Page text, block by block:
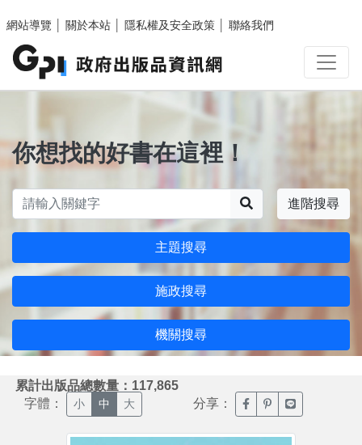
網站導覽
關於本站 隱私權及安全政策 聯絡我們
你想找的好書在這裡！
進階搜尋
主題搜尋
施政搜尋
機關搜尋
累計出版品總數量：117,865
字體： 小 中 大 分享： 臉書分享(另開新視窗)
噗浪分享(另開新
Line分享(另